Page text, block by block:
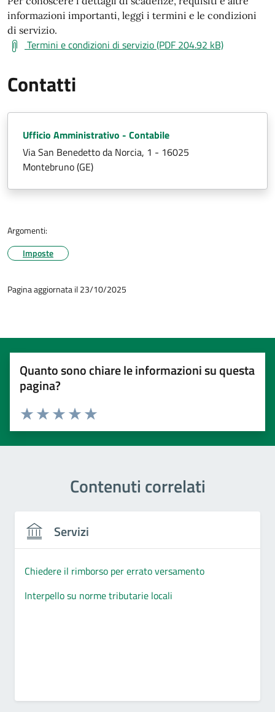
informazioni importanti, leggi i termini e le condizioni
di servizio.
Termini e condizioni di servizio (PDF 204.92 kB)
Contatti
Ufficio Amministrativo - Contabile
Via San Benedetto da Norcia, 1 - 16025
Montebruno (GE)
Argomenti:
Imposte
Pagina aggiornata il 23/10/2025
Quanto sono chiare le informazioni su questa
pagina?
Valuta 5 stelle su 5
Valuta 4 stelle su 5
Valuta 3 stelle su 5
Valuta 2 stelle su 5
Valuta 1 stelle su 5
Contenuti correlati
Servizi
Chiedere il rimborso per errato versamento
Interpello su norme tributarie locali